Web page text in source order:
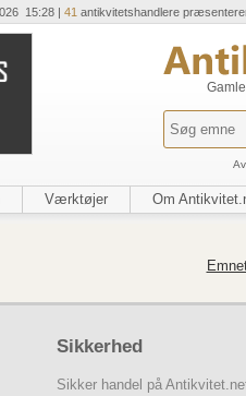
15:28 | 41 antikvitetshandlere
Værktøjer Om
Sikkerhed
Sikker handel på